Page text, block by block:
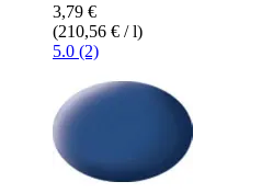
3,79 €
(210,56 € / l)
5.0 (2)